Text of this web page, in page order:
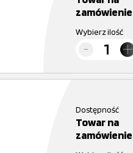
zamówienie
Wybierz ilość
Dostępność
Towar na
zamówienie